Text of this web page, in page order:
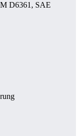
D6361, SAE